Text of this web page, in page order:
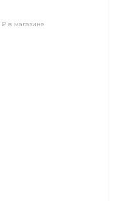
₽ в магазине